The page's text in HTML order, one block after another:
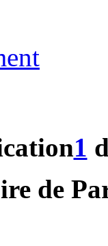
1
de